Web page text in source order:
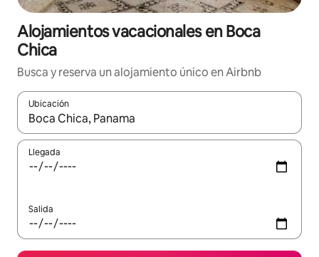
Alojamientos vacacionales en Boca
Chica
Busca y reserva un alojamiento único en Airbnb
Ubicación
Cuando los resultados estén disponibles, podrás navegar
Llegada
Salida